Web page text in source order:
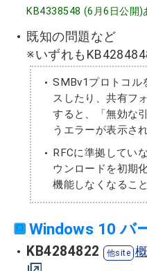
KB4338548 (6月6日公開)
既知の問題など
※いずれも
SMBv1プロトコル
スしたり、共有フ
すると、「無効な
うエラーが表示さ
RFCに準拠してい
ウンロードを初期
機能しなくなるこ
Windows 10 バ
KB4284822